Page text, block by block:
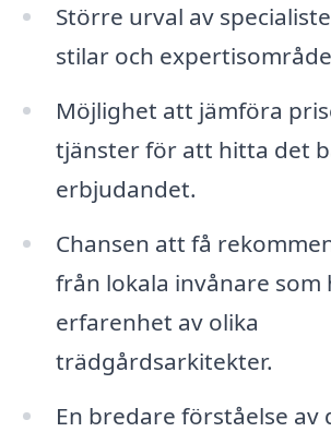
Större urval av
stilar och
Möjlighet att jämföra
tjänster för att hitta det
erbjudandet.
Chansen att få
från lokala invånare som
erfarenhet av olika
trädgårdsarkitekter.
En bredare förståelse av